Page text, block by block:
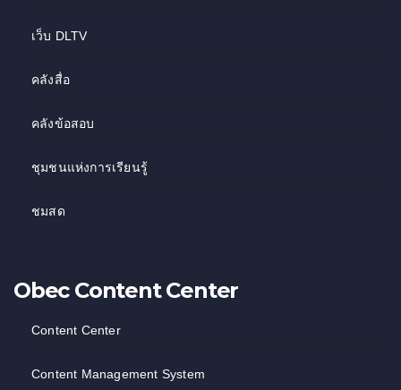
เว็บ DLTV
คลังสื่อ
คลังข้อสอบ
ชุมชนแห่งการเรียนรู้
ชมสด
Obec Content Center
Content Center
Content Management System